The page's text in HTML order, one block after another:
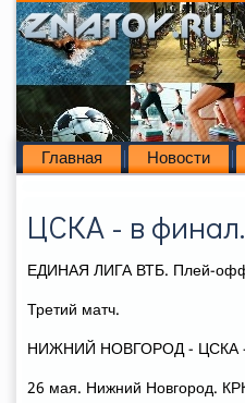
Главная Новости
ЦСКА - в
ЕДИНАЯ ЛИГА ВТБ. Плей-
Третий матч.
НИЖНИЙ НОВГОРОД - ЦСКА -
26 мая. Нижний Новгород.